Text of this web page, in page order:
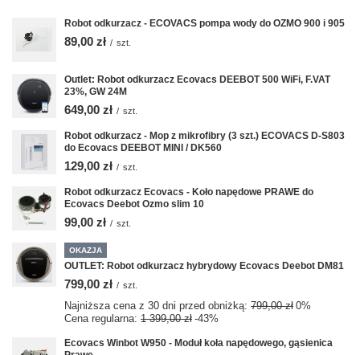
Robot odkurzacz - ECOVACS pompa wody do OZMO 900 i 905
89,00 zł / szt.
Outlet: Robot odkurzacz Ecovacs DEEBOT 500 WiFi, F.VAT
23%, GW 24M
649,00 zł / szt.
Robot odkurzacz - Mop z mikrofibry (3 szt.) ECOVACS D-S803
do Ecovacs DEEBOT MINI / DK560
129,00 zł / szt.
Robot odkurzacz Ecovacs - Koło napędowe PRAWE do
Ecovacs Deebot Ozmo slim 10
99,00 zł / szt.
OKAZJA
OUTLET: Robot odkurzacz hybrydowy Ecovacs Deebot DM81
799,00 zł / szt.
Najniższa cena z 30 dni przed obniżką: 799,00 zł 0%
Cena regularna: 1 399,00 zł -43%
Ecovacs Winbot W950 - Moduł koła napędowego, gąsienica